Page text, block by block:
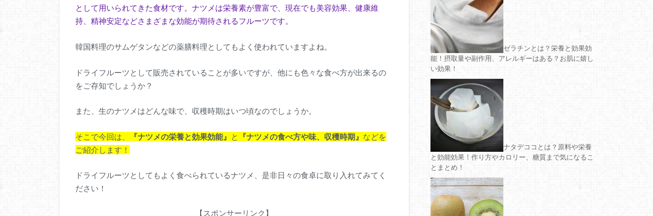
として用いられてきた食材です。ナツメは栄養素が豊富で、現在でも美容効果、健康維
持、精神安定などさまざまな効能が期待されるフルーツです。
韓国料理のサムゲタンなどの薬膳料理としてもよく使われていますよね。
ドライフルーツとして販売されていることが多いですが、他にも色々な食べ方が出来るの
をご存知でしょうか？
また、生のナツメはどんな味で、収穫時期はいつ頃なのでしょうか。
そこで今回は、 『ナツメの栄養と効果効能』 と 『ナツメの食べ方や味、収穫時期』 などを
ご紹介します！
ドライフルーツとしてもよく食べられているナツメ、是非日々の食卓に取り入れてみてく
ださい！
【スポンサーリンク】
ゼラチンとは？栄養と効果効
能！摂取量や副作用、アレルギーはある？お肌に嬉し
い効果！
ナタデココとは？原料や栄養
と効能効果！作り方やカロリー、糖質まで気になるこ
とまとめ！